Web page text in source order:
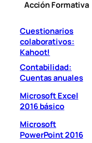
Acción Formativa
Cuestionarios
colaborativos:
Kahoot!
Contabilidad:
Cuentas anuales
Microsoft Excel
2016 básico
Microsoft
PowerPoint 2016